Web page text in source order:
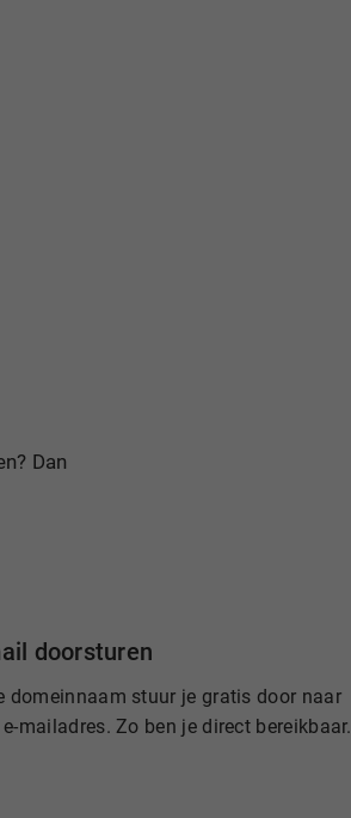
Dan
doorsturen
domeinnaam stuur je gratis door naar
mailadres. Zo ben je direct bereikbaar.